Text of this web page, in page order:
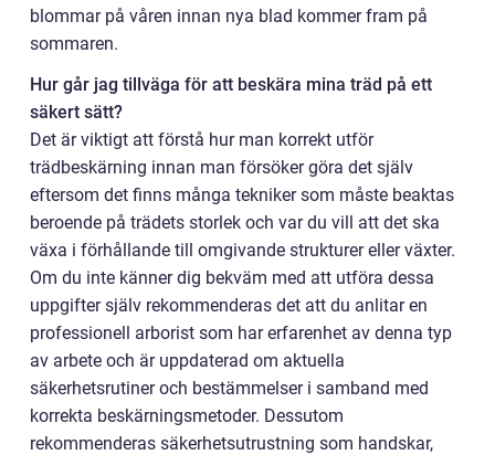
blommar på våren innan nya blad kommer fram på
sommaren.
Hur går jag tillväga för att beskära mina träd på ett
säkert sätt?
Det är viktigt att förstå hur man korrekt utför
trädbeskärning innan man försöker göra det själv
eftersom det finns många tekniker som måste beaktas
beroende på trädets storlek och var du vill att det ska
växa i förhållande till omgivande strukturer eller växter.
Om du inte känner dig bekväm med att utföra dessa
uppgifter själv rekommenderas det att du anlitar en
professionell arborist som har erfarenhet av denna typ
av arbete och är uppdaterad om aktuella
säkerhetsrutiner och bestämmelser i samband med
korrekta beskärningsmetoder. Dessutom
rekommenderas säkerhetsutrustning som handskar,